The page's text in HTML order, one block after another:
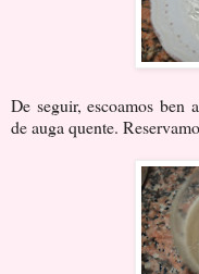
De seguir, escoamos ben
de auga quente.